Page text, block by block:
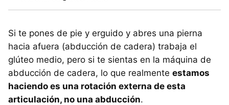
Si te pones de pie y erguido y abres una pierna
hacia afuera (abducción de cadera) trabaja el
glúteo medio, pero si te sientas en la máquina de
abducción de cadera, lo que realmente estamos
haciendo es una rotación externa de esta
articulación, no una abducción.